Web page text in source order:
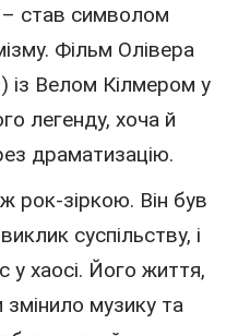
– став символом
Фільм Олівера
із Велом Кілмером у
легенду, хоча й
драматизацію.
рок-зіркою. Він був
суспільству, і
у хаосі. Його життя,
музику та